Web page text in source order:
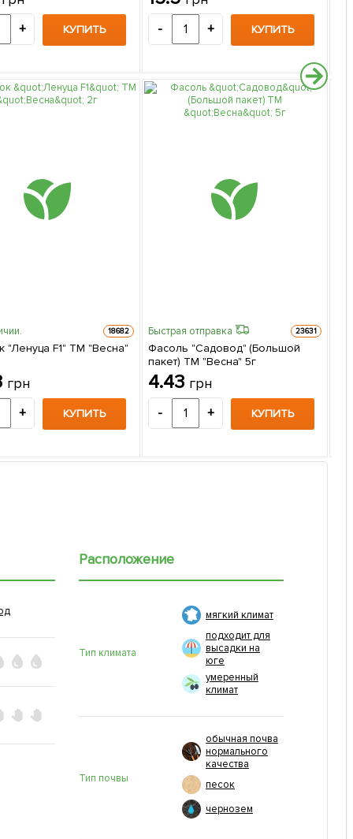
+ КУПИТЬ - + КУПИТЬ
18682
"Ленуца F1" ТМ "Весна"
грн
+ КУПИТЬ
Быстрая отправка 23631
Фасоль "Садовод" (Большой
пакет) ТМ "Весна" 5г
4.43 грн
- + КУПИТЬ
Расположение
Тип климата
мягкий климат
подходит для
высадки на
юге
умеренный
климат
Тип почвы
обычная почва
нормального
качества
песок
чернозем